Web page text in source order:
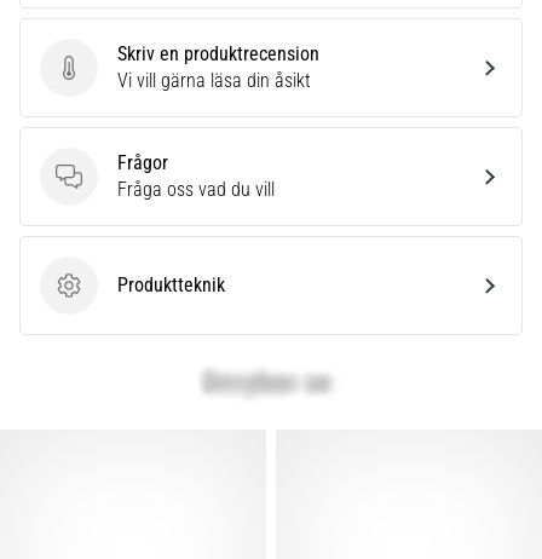
Skriv en produktrecension
Skriv en produktrecension
Vi vill gärna läsa din åsikt
Frågor
Frågor
Fråga oss vad du vill
ProduktteknikProduktteknik